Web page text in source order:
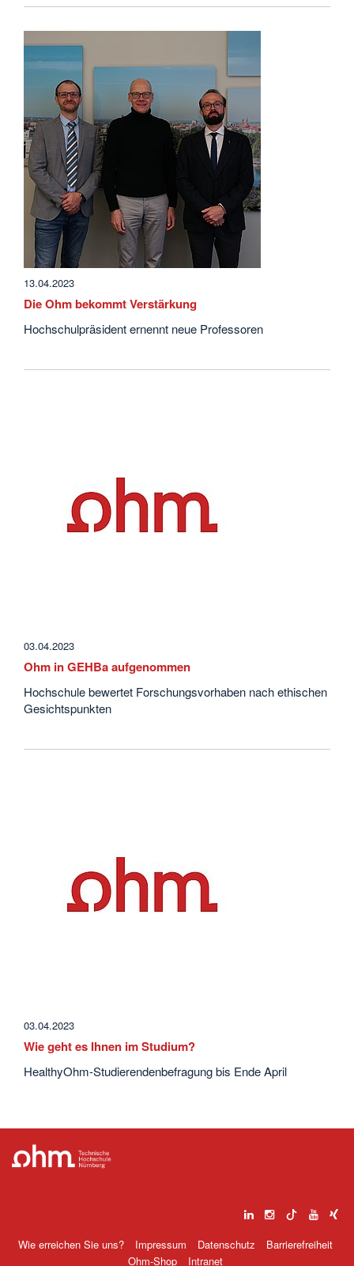
13.04.2023
Die Ohm bekommt Verstärkung
Hochschulpräsident ernennt neue Professoren
03.04.2023
Ohm in GEHBa aufgenommen
Hochschule bewertet Forschungsvorhaben nach ethischen
Gesichtspunkten
03.04.2023
Wie geht es Ihnen im Studium?
HealthyOhm-Studierendenbefragung bis Ende April
Wie erreichen Sie uns? Impressum Datenschutz
Barrierefreiheit
Ohm-Shop
Intranet